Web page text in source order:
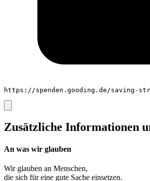
https://spenden.gooding.de/saving-
Zusätzliche Informationen
An was wir glauben
Wir glauben an Menschen,
die sich für eine gute Sache einsetzen.